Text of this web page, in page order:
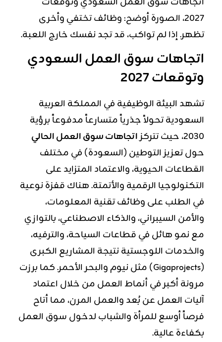
2027، الصورة أوضح: وظائف تختفي وأخرى
تظهر. إذا لم تواكب، قد تجد نفسك خارج اللعبة.
اتجاهات سوق العمل السعودي
وتوقعات 2027
تشهد البيئة الوظيفية في المملكة العربية
السعودية تحولاً جذرياً متسارعاً مدفوعاً برؤية
2030، حيث تتركز
اتجاهات سوق العمل الحالي
حول تعزيز التوطين (السعودة) في مختلف
القطاعات الحيوية، والاعتماد المتزايد على
التكنولوجيا الرقمية والأتمتة. هناك قفزة نوعية
في الطلب على وظائف تقنية المعلومات،
والأمن السيبراني، والذكاء الاصطناعي، بالتوازي
مع نمو هائل في قطاعات السياحة، والترفيه،
والخدمات اللوجستية نتيجة المشاريع الكبرى
(Gigaprojects) مثل نيوم والبحر الأحمر. كما برزت
مرونة أكبر في أنماط العمل من خلال اعتماد
آليات العمل عن بُعد والعمل المرن، مما أتاح
فرصاً أوسع للمرأة والشباب لدخول سوق العمل
بكفاءة عالية.